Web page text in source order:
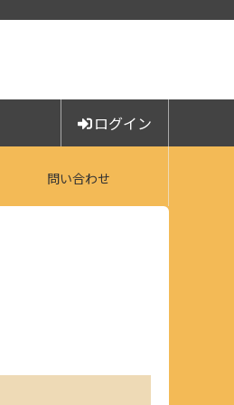
ログイン
問い合わせ